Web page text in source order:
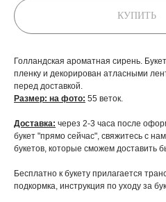
КУПИТЬ
Голландская ароматная сирень.
пленку и декорирован атласными
перед доставкой.
Размер: на фото: 55 веток.
Доставка: через 2-3 часа после
букет "прямо сейчас", свяжитесь с
букетов, которые сможем доставить
Бесплатно к букету прилагается
подкормка, инструкция по уходу за